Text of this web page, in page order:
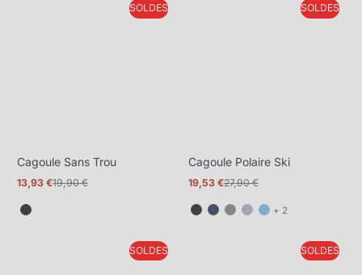
SOLDES
Cagoule Sans Trou
Prix
13,93 €
Prix
19,90 €
SOLDES
Cagoule Polaire Ski
Prix
19,53 €
Prix
27,90 €
+ 2et
plus
SOLDES SOLDES